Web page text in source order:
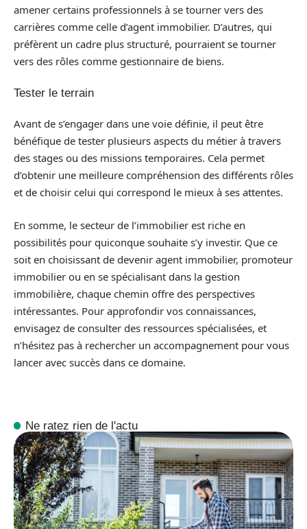
amener certains professionnels à se tourner vers des
carrières comme celle d’agent immobilier. D’autres, qui
préfèrent un cadre plus structuré, pourraient se tourner
vers des rôles comme gestionnaire de biens.
Tester le terrain
Avant de s’engager dans une voie définie, il peut être
bénéfique de tester plusieurs aspects du métier à travers
des stages ou des missions temporaires. Cela permet
d’obtenir une meilleure compréhension des différents rôles
et de choisir celui qui correspond le mieux à ses attentes.
En somme, le secteur de l’immobilier est riche en
possibilités pour quiconque souhaite s’y investir. Que ce
soit en choisissant de devenir agent immobilier, promoteur
immobilier ou en se spécialisant dans la gestion
immobilière, chaque chemin offre des perspectives
intéressantes. Pour approfondir vos connaissances,
envisagez de consulter des ressources spécialisées, et
n’hésitez pas à rechercher un accompagnement pour vous
lancer avec succès dans ce domaine.
Ne ratez rien de l'actu